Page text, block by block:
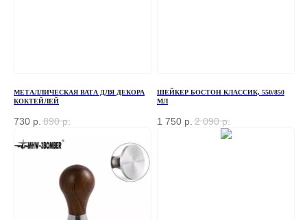
МЕТАЛЛИЧЕСКАЯ ВАТА ДЛЯ ДЕКОРА
КОКТЕЙЛЕЙ
730 р. 890 р.
ШЕЙКЕР БОСТОН КЛАССИК, 550/850
МЛ
1 750 р. 2 090 р.